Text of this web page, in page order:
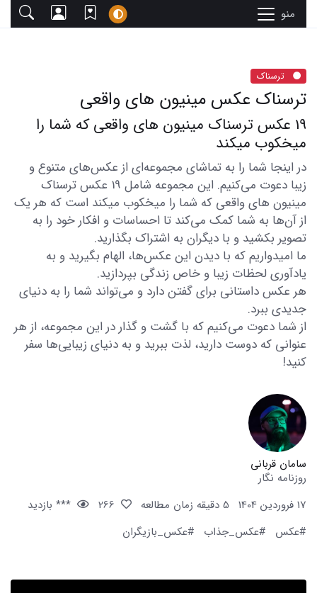
منو
ترسناک
ترسناک عکس مینیون های واقعی
19 عکس ترسناک مینیون های واقعی که شما را
میخکوب میکند
در اینجا شما را به تماشای مجموعه‌ای از عکس‌های متنوع و
زیبا دعوت می‌کنیم. این مجموعه شامل 19 عکس ترسناک
مینیون های واقعی که شما را میخکوب میکند است که هر یک
از آن‌ها به شما کمک می‌کند تا احساسات و افکار خود را به
تصویر بکشید و با دیگران به اشتراک بگذارید.
ما امیدواریم که با دیدن این عکس‌ها، الهام بگیرید و به
یادآوری لحظات زیبا و خاص زندگی بپردازید.
هر عکس داستانی برای گفتن دارد و می‌تواند شما را به دنیای
جدیدی ببرد.
از شما دعوت می‌کنیم که با گشت و گذار در این مجموعه، از هر
عنوانی که دوست دارید، لذت ببرید و به دنیای زیبایی‌ها سفر
کنید!
سامان قربانی
روزنامه نگار
17 فروردین 1404
5 دقیقه زمان مطالعه
*** بازدید
#عکس
#عکس_جذاب #عکس_بازیگران